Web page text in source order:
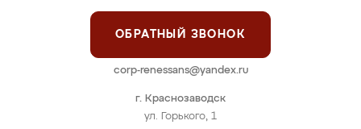
г. Краснозаводск
ул. Горького, 1
ОБРАТНЫЙ ЗВОНОК
corp-renessans@yandex.ru